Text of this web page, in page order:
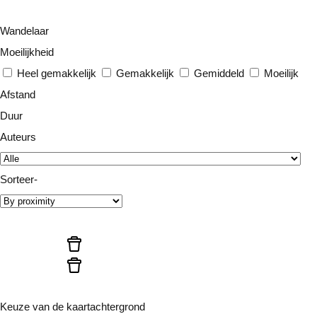
Wandelaar
Moeilijkheid
Heel gemakkelijk
Gemakkelijk Gemiddeld
Moeilijk
Afstand
Duur
Auteurs
Sorteer-
Keuze van de kaartachtergrond